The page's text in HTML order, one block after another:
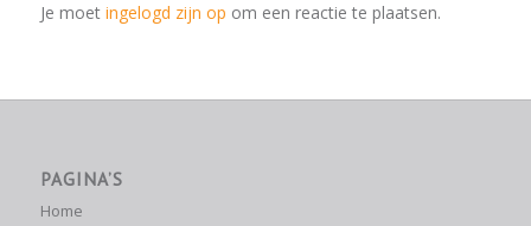
Je moet ingelogd zijn op om een reactie te plaatsen.
PAGINA’S
Home